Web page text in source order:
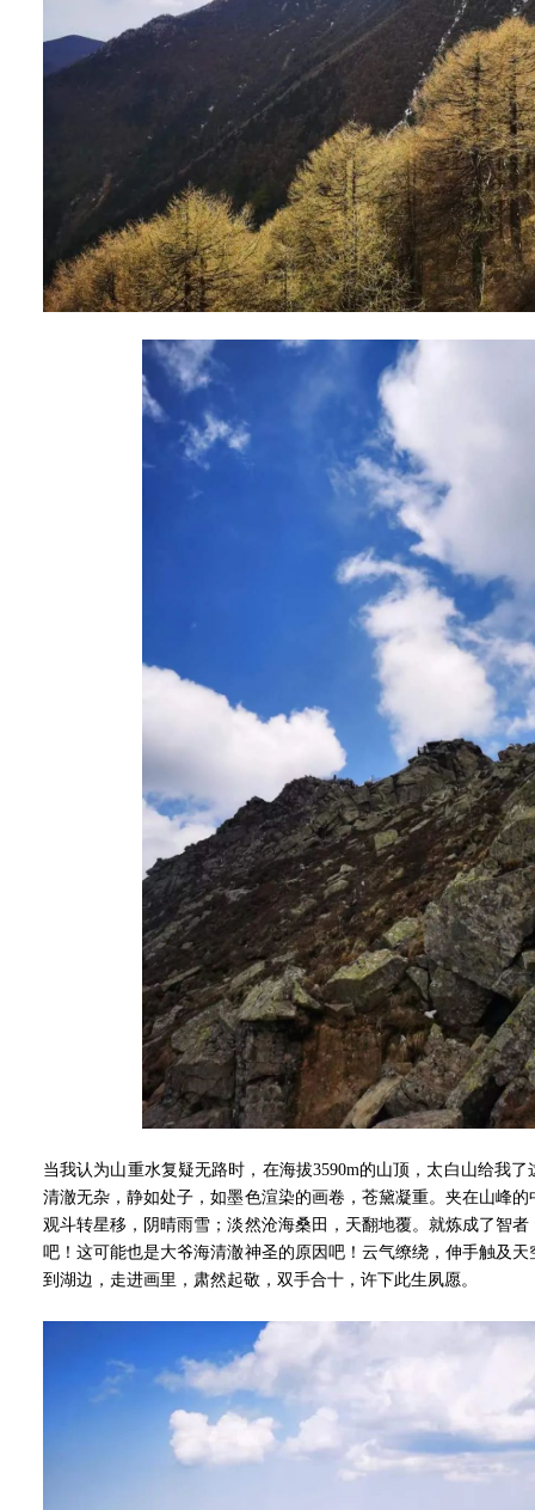
当我认为山重水复疑无路时，在海拔3590m的山顶，太白山给我
清澈无杂，静如处子，如墨色渲染的画卷，苍黛凝重。夹在山峰
观斗转星移，阴晴雨雪；淡然沧海桑田，天翻地覆。就炼成了智
吧！这可能也是大爷海清澈神圣的原因吧！云气缭绕，伸手触及
到湖边，走进画里，肃然起敬，双手合十，许下此生夙愿。